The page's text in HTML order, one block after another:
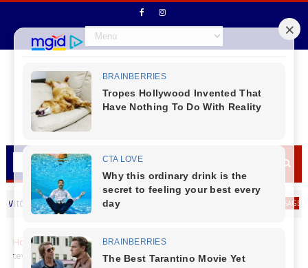
de Paula deseja um Feliz dia dos Pais MENSAGEM DIA DOS
Home Agronegocios
Com 46,8 milhões de toneladas, Paraná
teve maior safra de grãos de sua história em 24/25